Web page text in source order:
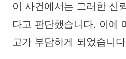
이 사건에서는 그러한 신
다고 판단했습니다. 이에
고가 부담하게 되었습니